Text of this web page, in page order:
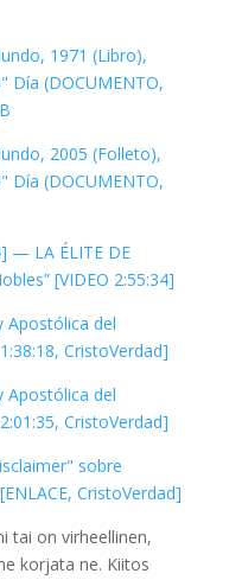
1971 (Libro),
Día (DOCUMENTO,
2005 (Folleto),
Día (DOCUMENTO,
— LA ÉLITE DE
[VIDEO 2:55:34]
Apostólica del
CristoVerdad]
Apostólica del
CristoVerdad]
sobre
CristoVerdad]
tai on virheellinen,
korjata ne. Kiitos